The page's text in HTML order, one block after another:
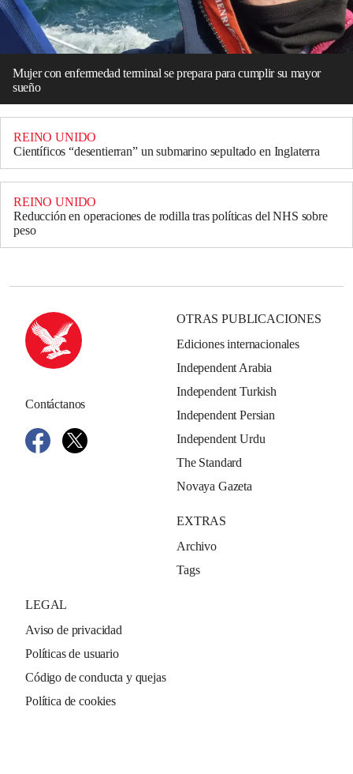
Mujer con enfermedad terminal se prepara para cumplir su mayor
sueño
REINO UNIDO
Científicos “desentierran” un submarino sepultado en Inglaterra
REINO UNIDO
Reducción en operaciones de rodilla tras políticas del NHS sobre
peso
Contáctanos
OTRAS PUBLICACIONES
Ediciones internacionales
Independent Arabia
Independent Turkish
Independent Persian
Independent Urdu
The Standard
Novaya Gazeta
EXTRAS
Archivo
Tags
LEGAL
Aviso de privacidad
Políticas de usuario
Código de conducta y quejas
Política de cookies